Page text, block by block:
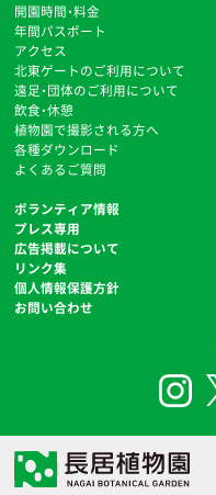
開園時間・料金
年間パスポート
アクセス
北東ゲートのご利用について
遠足・団体のご利用について
飲食・休憩
植物園で撮影される方へ
各種ダウンロード
よくあるご質問
ボランティア情報
プレス専用
広告掲載について
リンク集
個人情報保護方針
お問い合わせ